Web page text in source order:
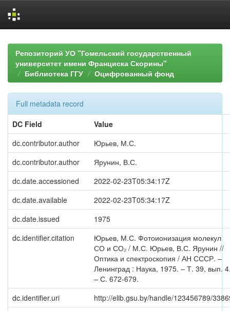
navigationРепозиторий УО "Гомельский государственный
университет имени Франциска Скорины"
Библиотека ГГУ
Оцифрованный фонд
Full metadata record
DC Field
Value
dc.contributor.author
Юрьев, М.С.
dc.contributor.author
Ярунин, В.С.
dc.date.accessioned
2022-02-23T05:34:17Z
dc.date.available
2022-02-23T05:34:17Z
dc.date.issued
1975
dc.identifier.citation
Юрьев, М.С. Фотоионизация молекул
СО и СО₂ / М.С. Юрьев, В.С. Ярунин //
Оптика и спектроскопия / АН СССР. –
Ленинград : Наука, 1975. – Т. 39, вып.
– С. 672-679.
dc.identifier.uri
http://elib.gsu.by/handle/123456789/